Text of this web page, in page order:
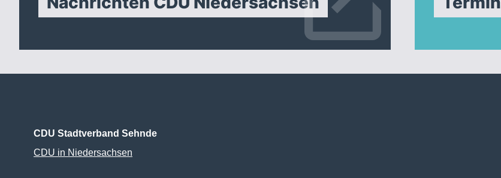
CDU Stadtverband Sehnde
CDU in Niedersachsen